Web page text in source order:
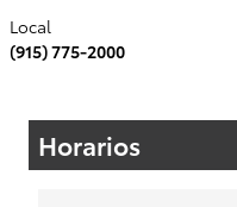
Local
(915) 775-2000
Horarios